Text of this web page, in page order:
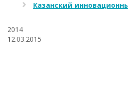
Казанский
2014
12.03.2015